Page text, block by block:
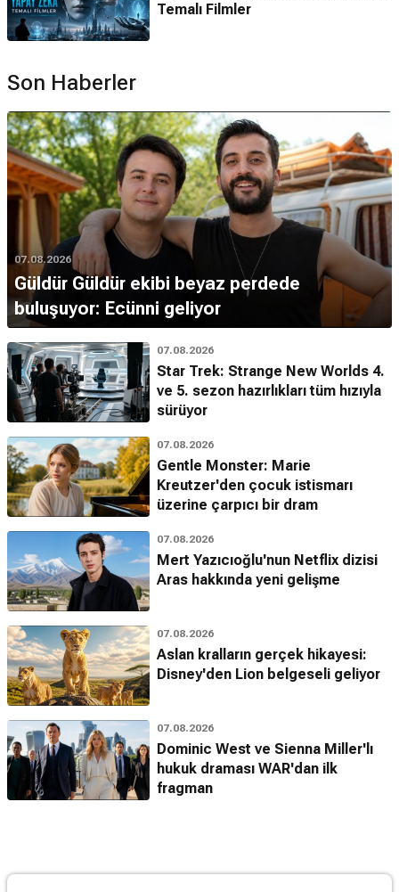
Temalı Filmler
Son Haberler
07.08.2026
Güldür Güldür ekibi beyaz perdede
buluşuyor: Ecünni geliyor
07.08.2026
Star Trek: Strange New Worlds 4.
ve 5. sezon hazırlıkları tüm hızıyla
sürüyor
07.08.2026
Gentle Monster: Marie
Kreutzer'den çocuk istismarı
üzerine çarpıcı bir dram
07.08.2026
Mert Yazıcıoğlu'nun Netflix dizisi
Aras hakkında yeni gelişme
07.08.2026
Aslan kralların gerçek hikayesi:
Disney'den Lion belgeseli geliyor
07.08.2026
Dominic West ve Sienna Miller'lı
hukuk draması WAR'dan ilk
fragman